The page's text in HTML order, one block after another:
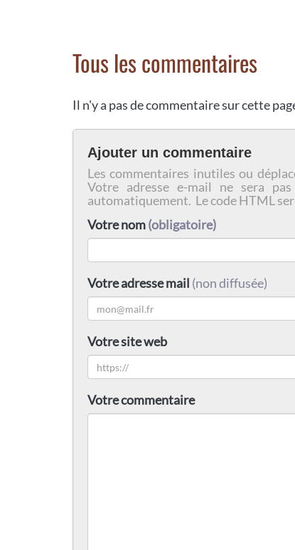
Tous les commentaires
Il n'y a pas de commentaire sur cette
Ajouter un commentaire
Les commentaires inutiles ou
Votre adresse e-mail ne sera
automatiquement. Le code HTML
Votre nom(obligatoire)
Votre adresse mail (non diffusée)
Votre site web
Votre commentaire